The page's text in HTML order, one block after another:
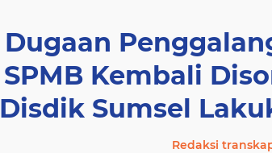
Dugaan
SPMB Kembali
Disdik Sumsel
Redaksi